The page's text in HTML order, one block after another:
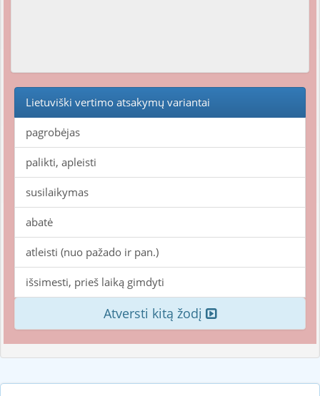
Lietuviški vertimo atsakymų variantai
pagrobėjas
palikti, apleisti
susilaikymas
abatė
atleisti (nuo pažado ir pan.)
išsimesti, prieš laiką gimdyti
Atversti kitą žodį